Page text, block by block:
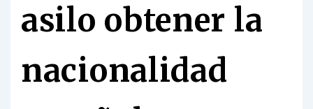
asilo obtener la
nacionalidad